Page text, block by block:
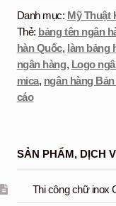
Danh mục: Mỹ Thuật
Thẻ: bảng tên ngân
hàn Quốc, làm bảng
ngân hàng, Logo
mica, ngân hàng
cáo
SẢN PHẨM, DỊCH
Thi công chữ inox